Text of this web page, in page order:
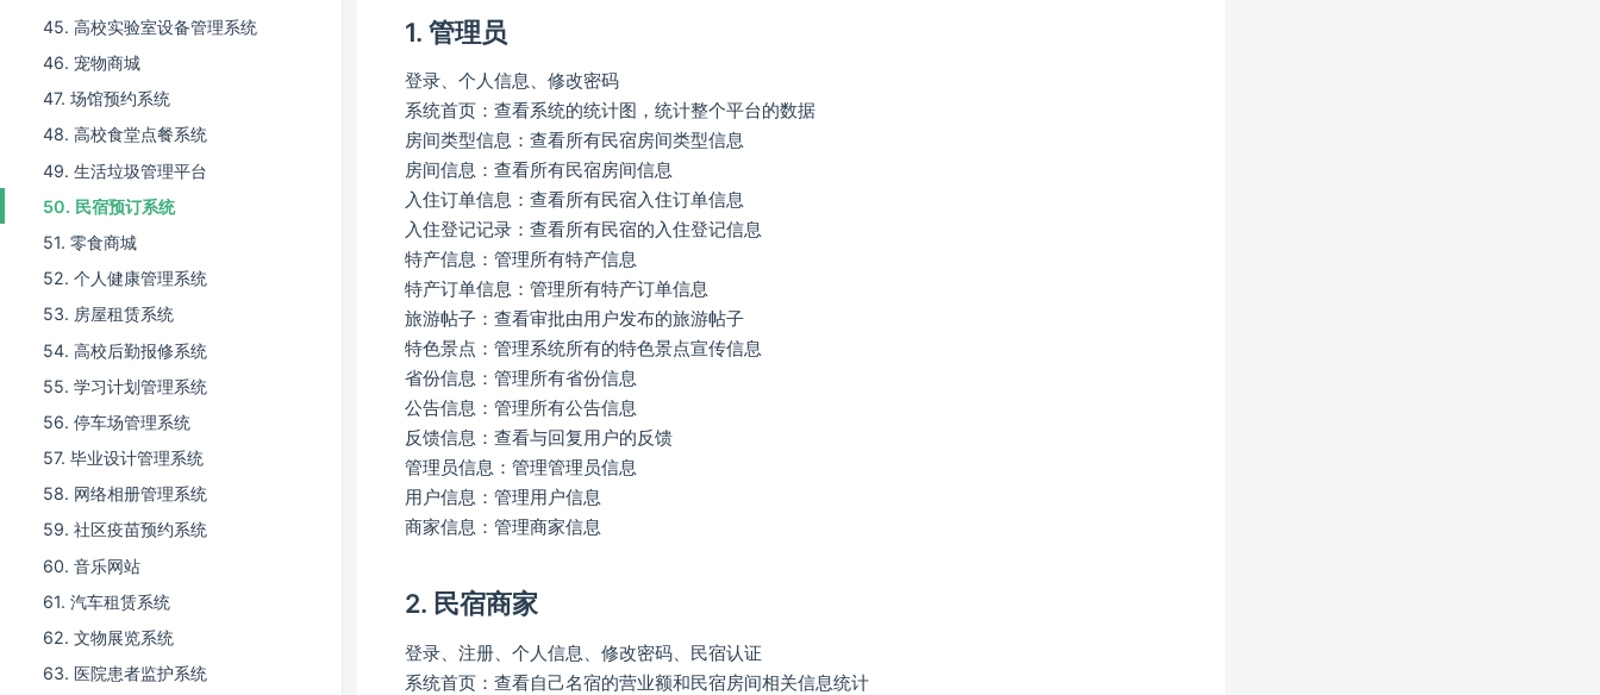
45. 高校实验室设备管理系统
46. 宠物商城
47. 场馆预约系统
48. 高校食堂点餐系统
49. 生活垃圾管理平台
50. 民宿预订系统
51. 零食商城
52. 个人健康管理系统
53. 房屋租赁系统
54. 高校后勤报修系统
55. 学习计划管理系统
56. 停车场管理系统
57. 毕业设计管理系统
58. 网络相册管理系统
59. 社区疫苗预约系统
60. 音乐网站
61. 汽车租赁系统
62. 文物展览系统
63. 医院患者监护系统
1. 管理员
登录、个人信息、修改密码
系统首页：查看系统的统计图，统计整个平台的数据
房间类型信息：查看所有民宿房间类型信息
房间信息：查看所有民宿房间信息
入住订单信息：查看所有民宿入住订单信息
入住登记记录：查看所有民宿的入住登记信息
特产信息：管理所有特产信息
特产订单信息：管理所有特产订单信息
旅游帖子：查看审批由用户发布的旅游帖子
特色景点：管理系统所有的特色景点宣传信息
省份信息：管理所有省份信息
公告信息：管理所有公告信息
反馈信息：查看与回复用户的反馈
管理员信息：管理管理员信息
用户信息：管理用户信息
商家信息：管理商家信息
2. 民宿商家
登录、注册、个人信息、修改密码、民宿认证
系统首页：查看自己名宿的营业额和民宿房间相关信息统计